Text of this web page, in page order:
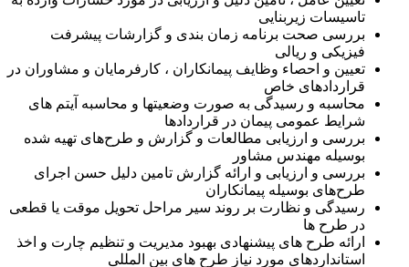
تاسیسات زیربنایی
بررسی صحت برنامه زمان بندی و گزارشات پیشرفت
فیزیکی و ریالی
تعیین و احصاء وظایف پیمانکاران ، کارفرمایان و مشاوران در
قراردادهای خاص
محاسبه و رسیدگی به صورت وضعیتها و محاسبه آیتم های
شرایط عمومی پیمان در قراردادها
بررسی و ارزیابی مطالعات و گزارش و طرح‌های تهیه شده
بوسیله مهندس مشاور
بررسی و ارزیابی و ارائه گزارش تامین دلیل حسن اجرای
طرح‌های بوسیله پیمانکاران
رسیدگی و نظارت بر روند سیر مراحل تحویل موقت یا قطعی
در طرح ها
ارائه طرح های پیشنهادی بهبود مدیریت و تنظیم چارت و اخذ
استانداردهای مورد نیاز طرح های بین المللی